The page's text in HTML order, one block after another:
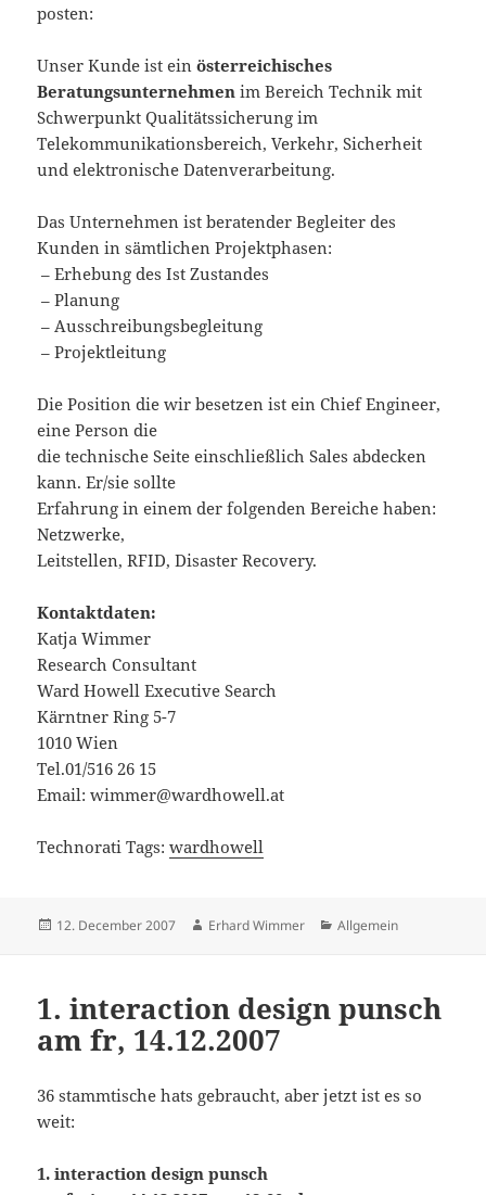
posten:
Unser Kunde ist einösterreichisches
Beratungsunternehmen im Bereich Technik mit
Schwerpunkt Qualitätssicherung im
Telekommunikationsbereich, Verkehr, Sicherheit
und elektronische Datenverarbeitung.
Das Unternehmen ist beratender Begleiter des
Kunden in sämtlichen Projektphasen:
– Erhebung des Ist Zustandes
– Planung
– Ausschreibungsbegleitung
– Projektleitung
Die Position die wir besetzen ist ein Chief Engineer,
eine Person die
die technische Seite einschließlich Sales abdecken
kann. Er/sie sollte
Erfahrung in einem der folgenden Bereiche haben:
Netzwerke,
Leitstellen, RFID, Disaster Recovery.
Kontaktdaten:
Katja Wimmer
Research Consultant
Ward Howell Executive Search
Kärntner Ring 5-7
1010 Wien
Tel.01/516 26 15
Email: wimmer@wardhowell.at
Technorati Tags:wardhowell
Posted
12. December 2007 Author
Erhard Wimmer Categories
Allgemein
1. interaction design punsch
am fr, 14.12.2007
36 stammtische hats gebraucht, aber jetzt ist es so
weit:
1. interaction design punsch